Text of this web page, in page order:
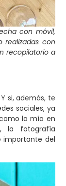
con móvil,
realizadas con
recopilatorio a
si, además, te
sociales, ya
la mía en
la fotografía
importante del